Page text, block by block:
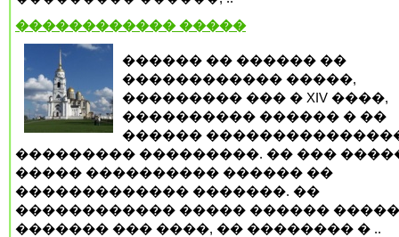
������������ �����
������ �� ������ ��
������������ �����,
��������� ��� � XIV ����,
���������� ������ � ��
������
��������� ���������. �� ���
����� ���������� ������ ��
������������� �������. ��
������������ ����� ������
������� ��� ����, �� �������� � ..